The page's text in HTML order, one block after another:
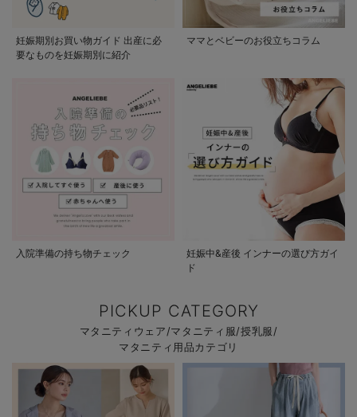
妊娠期別お買い物ガイド 出産に必
要なものを妊娠期別に紹介
ママとベビーのお役立ちコラム
入院準備の持ち物チェック
妊娠中&産後 インナーの選び方ガイ
ド
PICKUP CATEGORY
マタニティウェア/マタニティ服/授乳服/
マタニティ用品カテゴリ